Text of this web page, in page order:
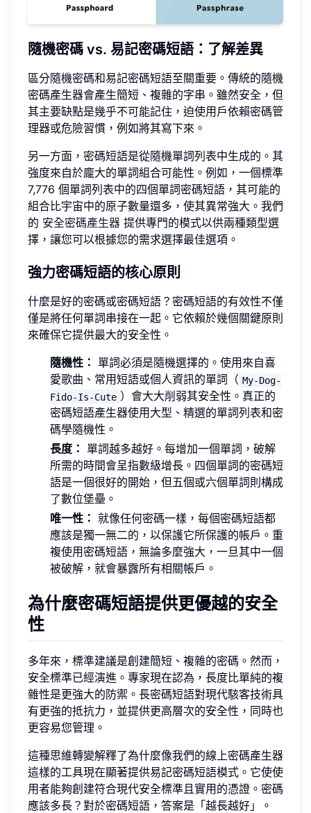
隨機密碼 vs. 易記密碼短語：了解差異
區分隨機密碼和易記密碼短語至關重要。傳統的隨機
密碼產生器會產生簡短、複雜的字串。雖然安全，但
其主要缺點是幾乎不可能記住，迫使用戶依賴密碼管
理器或危險習慣，例如將其寫下來。
另一方面，密碼短語是從隨機單詞列表中生成的。其
強度來自於龐大的單詞組合可能性。例如，一個標準
7,776 個單詞列表中的四個單詞密碼短語，其可能的
組合比宇宙中的原子數量還多，使其異常強大。我們
的 安全密碼產生器 提供專門的模式以供兩種類型選
擇，讓您可以根據您的需求選擇最佳選項。
強力密碼短語的核心原則
什麼是好的密碼或密碼短語？密碼短語的有效性不僅
僅是將任何單詞串接在一起。它依賴於幾個關鍵原則
來確保它提供最大的安全性。
隨機性： 單詞必須是隨機選擇的。使用來自喜
愛歌曲、常用短語或個人資訊的單詞（ My-Dog-
Fido-Is-Cute ）會大大削弱其安全性。真正的
密碼短語產生器使用大型、精選的單詞列表和密
碼學隨機性。
長度： 單詞越多越好。每增加一個單詞，破解
所需的時間會呈指數級增長。四個單詞的密碼短
語是一個很好的開始，但五個或六個單詞則構成
了數位堡壘。
唯一性： 就像任何密碼一樣，每個密碼短語都
應該是獨一無二的，以保護它所保護的帳戶。重
複使用密碼短語，無論多麼強大，一旦其中一個
被破解，就會暴露所有相關帳戶。
為什麼密碼短語提供更優越的安全
性
多年來，標準建議是創建簡短、複雜的密碼。然而，
安全標準已經演進。專家現在認為，長度比單純的複
雜性是更強大的防禦。長密碼短語對現代駭客技術具
有更強的抵抗力，並提供更高層次的安全性，同時也
更容易您管理。
這種思維轉變解釋了為什麼像我們的線上密碼產生器
這樣的工具現在顯著提供易記密碼短語模式。它使使
用者能夠創建符合現代安全標準且實用的憑證。密碼
應該多長？對於密碼短語，答案是「越長越好」。